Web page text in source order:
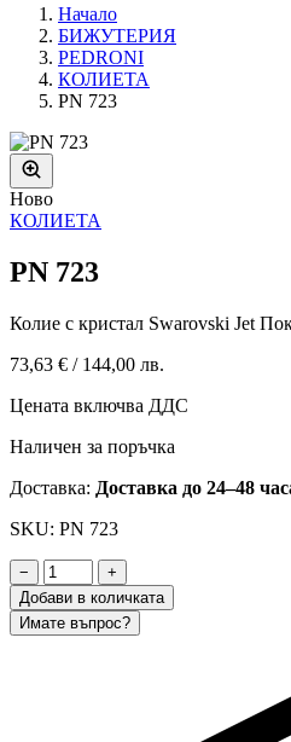
Начало
БИЖУТЕРИЯ
PEDRONI
КОЛИЕТА
PN 723
Ново
КОЛИЕТА
PN 723
Колие с кристал Swarovski Jet
73,63 € / 144,00 лв.
Цената включва ДДС
Наличен за поръчка
Доставка: Доставка до 24–48
SKU: PN 723
−
+
Добави в количката
Имате въпрос?